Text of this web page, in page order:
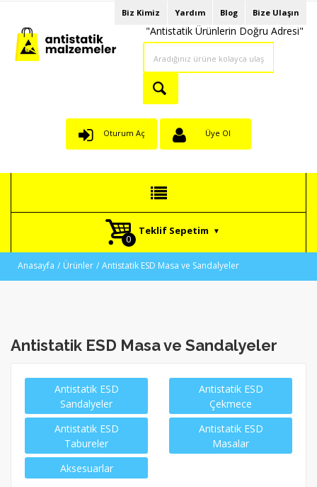
Biz Kimiz Yardım Blog Bize Ulaşın
"Antistatik Ürünlerin Doğru Adresi"
Oturum Aç Üye Ol
Teklif Sepetim
Anasayfa Ürünler Antistatik ESD Masa ve Sandalyeler
Antistatik ESD Masa ve Sandalyeler
Antistatik ESD
Sandalyeler
Antistatik ESD
Çekmece
Antistatik ESD
Tabureler
Antistatik ESD
Masalar
Aksesuarlar